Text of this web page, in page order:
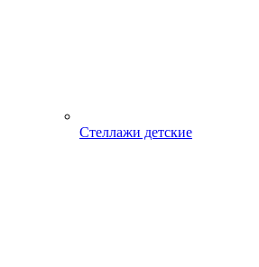
Стеллажи детские